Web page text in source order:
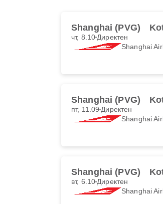
Shanghai (PVG)
чт, 8.10 Директен
Shanghai
Shanghai (PVG)
пт, 11.09 Директен
Shanghai
Shanghai (PVG)
вт, 6.10 Директен
Shanghai